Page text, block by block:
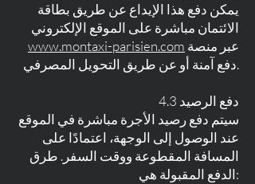
يمكن دفع هذا الإيداع عن طريق بطاقة
الائتمان مباشرة على الموقع الإلكتروني
www.montaxi-parisien.com
دفع آمنة أو عن طريق التحويل المصرفي.
4.3 دفع الرصيد
سيتم دفع رصيد الأجرة مباشرة في الموقع
عند الوصول إلى الوجهة، اعتمادًا على
المسافة المقطوعة ووقت السفر. طرق
الدفع المقبولة هي: